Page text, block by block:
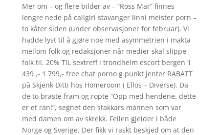
Mer om – og flere bilder av – “Ross Mar” finnes
lengre nede på callgirl stavanger linni meister porn –
to kåter siden (under observasjoner for februar). Vi
hadde lyst til å gjøre noe med asymmetrien i makta
mellom folk og redaksjoner når medier skal slippe
folk til. 20% TIL sextreff i trondheim escort bergen 1
439 ,- 1 799,- free chat porno g punkt jenter RABATT
på Skjenk Ditti hos Homeroom ( Ellos – Diverse). Da
de to braste fram og ropte “Opp med hendene, dette
er et ran!”, segnet den stakkars mannen som var
med damen om av skrekk. Feilen gjelder i både
Norge og Sverige. Der fikk vi raskt beskjed om at den